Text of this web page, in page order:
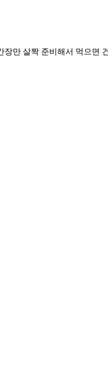
만 살짝 준비해서 먹으면